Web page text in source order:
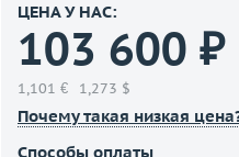
ЦЕНА У НАС:
103 600 ₽
1,101 € 1,273 $
Почему такая низкая
Способы оплаты